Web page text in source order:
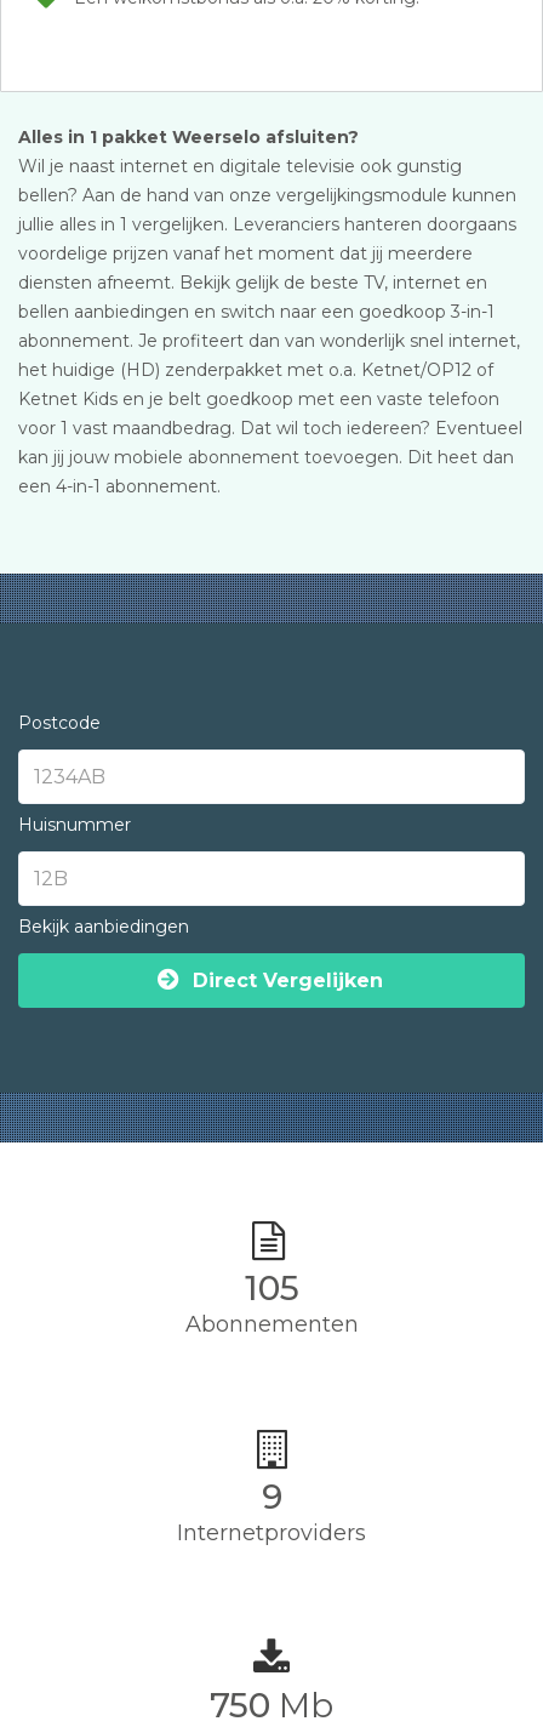
Alles in 1 pakket Weerselo afsluiten?
Wil je naast internet en digitale televisie ook gunstig
bellen? Aan de hand van onze vergelijkingsmodule kunnen
jullie alles in 1 vergelijken. Leveranciers hanteren doorgaans
voordelige prijzen vanaf het moment dat jij meerdere
diensten afneemt. Bekijk gelijk de beste TV, internet en
bellen aanbiedingen en switch naar een goedkoop 3-in-1
abonnement. Je profiteert dan van wonderlijk snel internet,
het huidige (HD) zenderpakket met o.a. Ketnet/OP12 of
Ketnet Kids en je belt goedkoop met een vaste telefoon
voor 1 vast maandbedrag. Dat wil toch iedereen? Eventueel
kan jij jouw mobiele abonnement toevoegen. Dit heet dan
een 4-in-1 abonnement.
Postcode
Huisnummer
Bekijk aanbiedingen
Direct Vergelijken
105
Abonnementen
9
Internetproviders
750 Mb